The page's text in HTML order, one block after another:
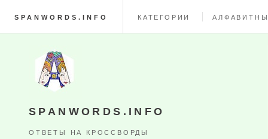
SPANWORDS.INFO КАТЕГОРИИ
SPANWORDS.INFO
ОТВЕТЫ НА КРОССВОРДЫ